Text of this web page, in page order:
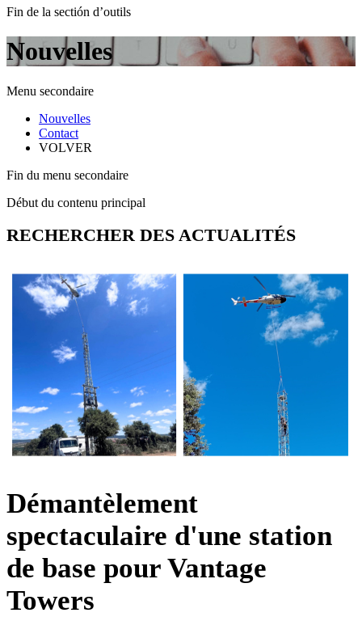
Fin de la sectión d’outils
Nouvelles
Menu secondaire
Nouvelles
Contact
VOLVER
Fin du menu secondaire
Début du contenu principal
RECHERCHER DES ACTUALITÉS
Démantèlement
spectaculaire d'une station
de base pour Vantage
Towers